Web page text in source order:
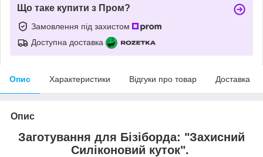
Що таке купити з Пром?
Замовлення під захистом
Доступна доставка
Опис Характеристики Відгуки про товар Доставка
Опис
Заготування для Бізіборда: "Захисний
Силіконовий куток".